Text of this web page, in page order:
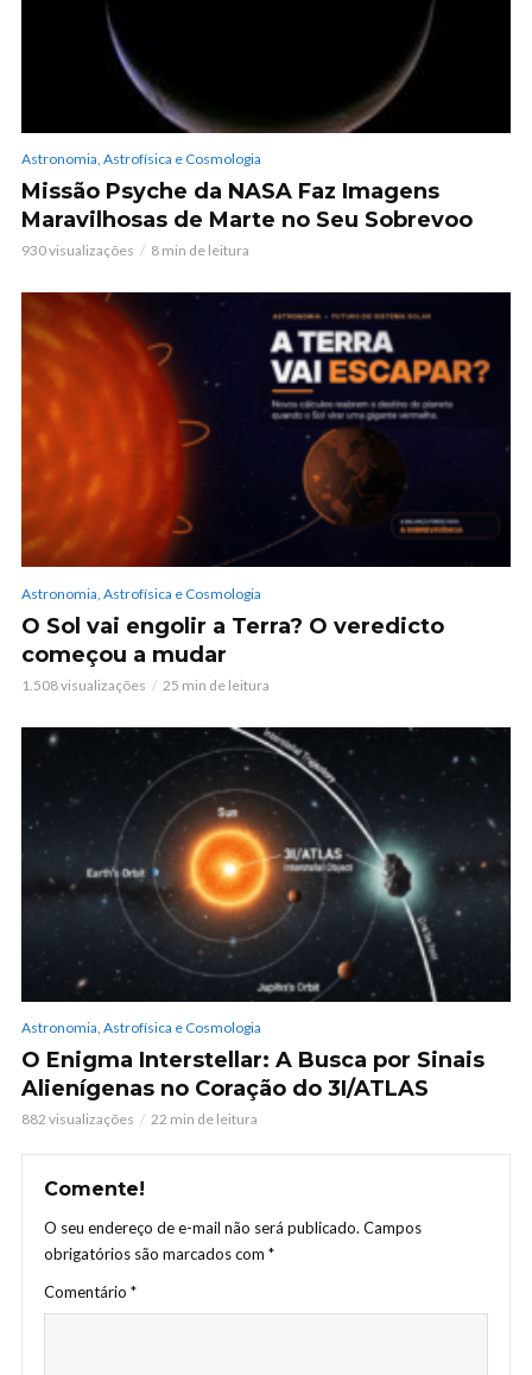
Astronomia, Astrofísica e Cosmologia
Missão Psyche da NASA Faz Imagens
Maravilhosas de Marte no Seu Sobrevoo
930 visualizações 8 min de leitura
Astronomia, Astrofísica e Cosmologia
O Sol vai engolir a Terra? O veredicto
começou a mudar
1.508 visualizações 25 min de leitura
Astronomia, Astrofísica e Cosmologia
O Enigma Interstellar: A Busca por Sinais
Alienígenas no Coração do 3I/ATLAS
882 visualizações 22 min de leitura
Comente!
O seu endereço de e-mail não será publicado. Campos
obrigatórios são marcados com *
Comentário *